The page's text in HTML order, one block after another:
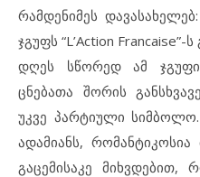
რამდენიმეს
ჯგუფს “L’Action Francaise”-
დღეს სწორედ ამ
ცნებათა შორის
უკვე პარტიული
ადამიანს,
გაცემისაკე